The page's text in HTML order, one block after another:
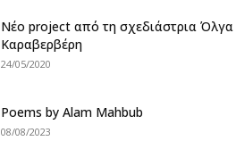
Νέο project από τη σχεδιάστρια Όλγα
Καραβερβέρη
24/05/2020
Poems by Alam Mahbub
08/08/2023